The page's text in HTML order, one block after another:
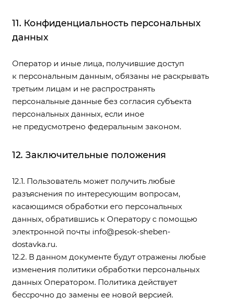
11. Конфиденциальность персональных
данных
Оператор и иные лица, получившие доступ
к персональным данным, обязаны не раскрывать
третьим лицам и не распространять
персональные данные без согласия субъекта
персональных данных, если иное
не предусмотрено федеральным законом.
12. Заключительные положения
12.1. Пользователь может получить любые
разъяснения по интересующим вопросам,
касающимся обработки его персональных
данных, обратившись к Оператору с помощью
электронной почты info@pesok-sheben-
dostavka.ru.
12.2. В данном документе будут отражены любые
изменения политики обработки персональных
данных Оператором. Политика действует
бессрочно до замены ее новой версией.